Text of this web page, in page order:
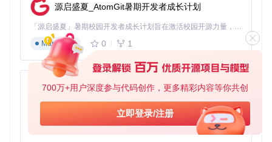
700万+用户深度参与代码创作，更多精彩内容等你共创
立即登录/注册
源启盛夏_AtomGit暑期开发者成长计划
「源启盛夏」暑期校园开发者成长计划旨在激活校园开源力量，通过积分激励、认证扶持、资源倾斜等形式，引导高校组织和开发者完成「入驻 — 建项目 — 做贡献 — 获认证 — 得资源」的完整闭环。无论你是想带领社团入驻平台的组织者，还是希望用代码贡献证明自己的开发者，都能在这里找到属于你的成长路径。
Markdown
0 1
AionUi
免费、本地、开源的 24/7 全天候 Cowork 应用，以及适用于 Gemini CLI、Claude Code、Codex、OpenCode、Qwen Code、Goose CLI、Auggie 等的 OpenClaw | 🌟 喜欢就点star吧
TypeScript
0 6